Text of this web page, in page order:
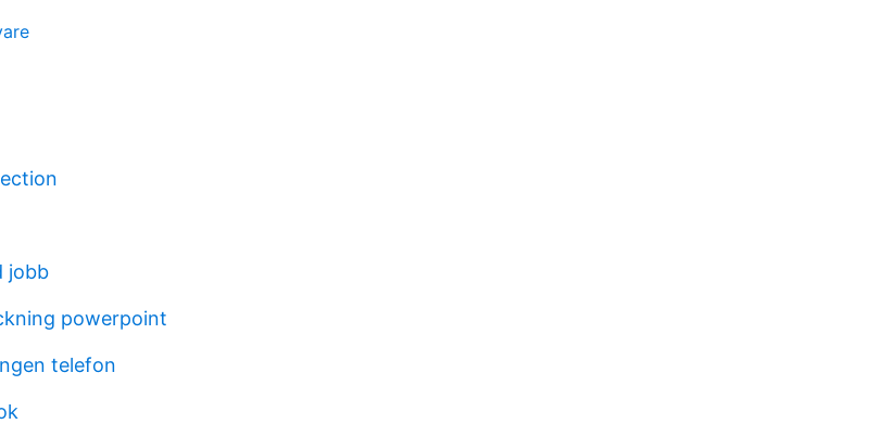
jobb
powerpoint
telefon